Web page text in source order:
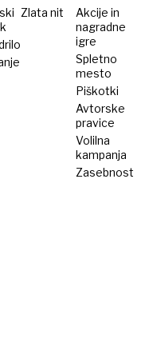
Zlata nit
Akcije in
nagradne
igre
Spletno
mesto
Piškotki
Avtorske
pravice
Volilna
kampanja
Zasebnost